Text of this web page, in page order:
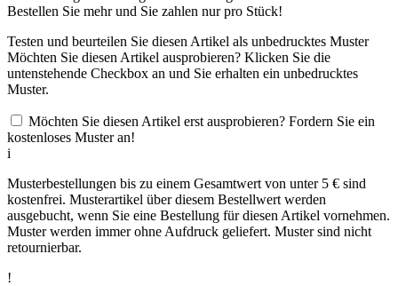
Bestellen Sie mehr und Sie zahlen nurpro Stück!
Testen und beurteilen Sie diesen Artikel als unbedrucktes Muster
Möchten Sie diesen Artikel ausprobieren? Klicken Sie die
untenstehende Checkbox an und Sie erhalten ein unbedrucktes
Muster.
Möchten Sie diesen Artikel erst ausprobieren? Fordern Sie ein
kostenloses Muster an!
i
Musterbestellungen bis zu einem Gesamtwert von unter 5 € sind
kostenfrei. Musterartikel über diesem Bestellwert werden
ausgebucht, wenn Sie eine Bestellung für diesen Artikel vornehmen.
Muster werden immer ohne Aufdruck geliefert. Muster sind nicht
retournierbar.
!